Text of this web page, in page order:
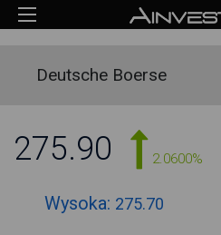
Deutsche Boerse
275.90 2.0600%
Wysoka: 275.70